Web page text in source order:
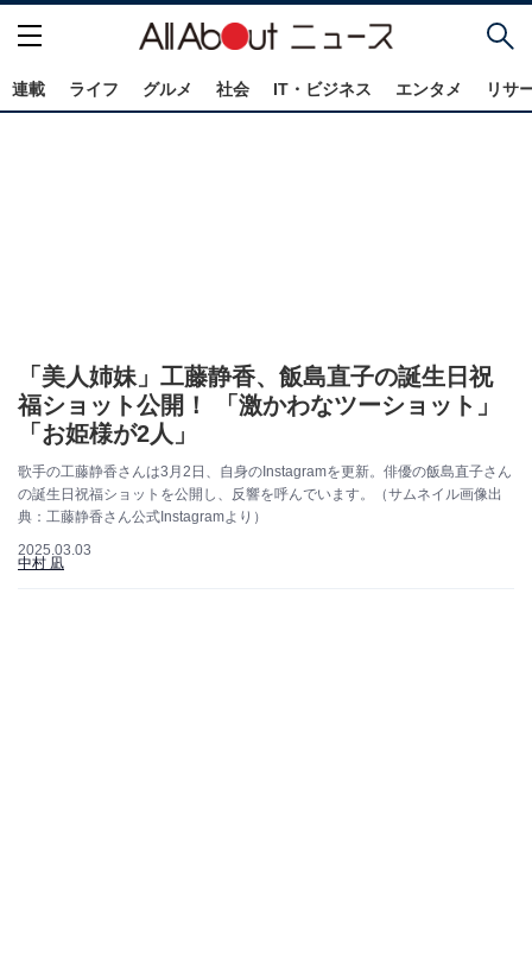
連載 ライフ グルメ 社会 IT・ビジネス エンタメ リサ
「美人姉妹」工藤静香、飯島直子の誕生日祝
福ショット公開！ 「激かわなツーショット」
「お姫様が2人」
歌手の工藤静香さんは3月2日、自身のInstagramを更新。俳優の飯島直子さん
の誕生日祝福ショットを公開し、反響を呼んでいます。（サムネイル画像出
典：工藤静香さん公式Instagramより）
2025.03.03
中村 凪